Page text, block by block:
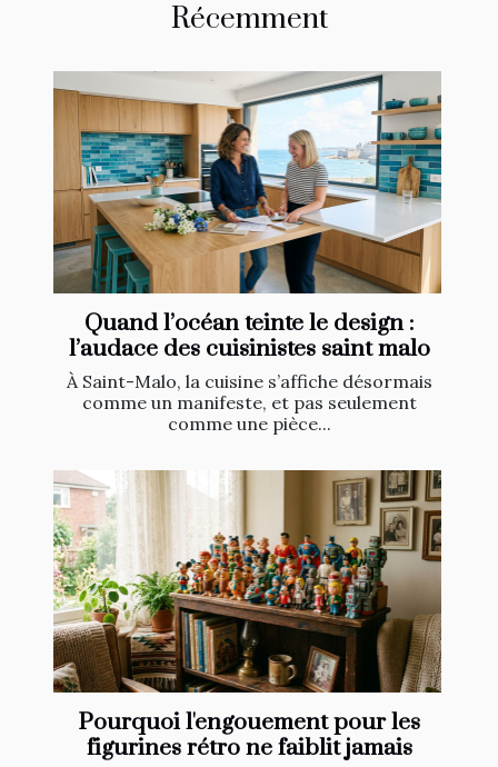
Récemment
Quand l’océan teinte le design :
l’audace des cuisinistes saint malo
À Saint-Malo, la cuisine s’affiche désormais
comme un manifeste, et pas seulement
comme une pièce...
Pourquoi l'engouement pour les
figurines rétro ne faiblit jamais